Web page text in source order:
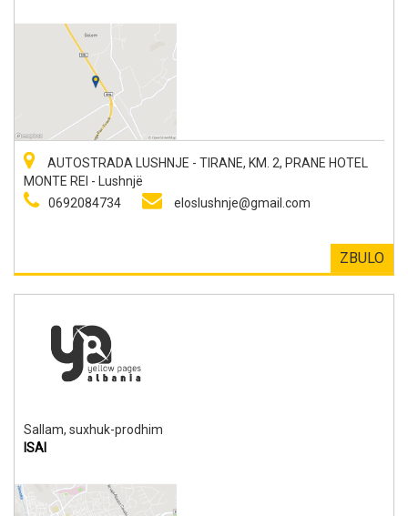
AUTOSTRADA LUSHNJE - TIRANE, KM. 2, PRANE HOTEL
MONTE REI - Lushnjë
0692084734
eloslushnje@gmail.com
ZBULO
Sallam, suxhuk-prodhim
ISAI